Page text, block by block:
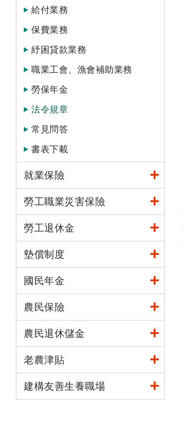
給付業務
保費業務
紓困貸款業務
職業工會、漁會補助業務
勞保年金
法令規章
常見問答
書表下載
就業保險
勞工職業災害保險
勞工退休金
墊償制度
國民年金
農民保險
農民退休儲金
老農津貼
建構友善生養職場